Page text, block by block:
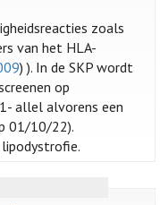
zoals
van het HLA-
) ). In de SKP wordt
op
allel alvorens een
01/10/22).